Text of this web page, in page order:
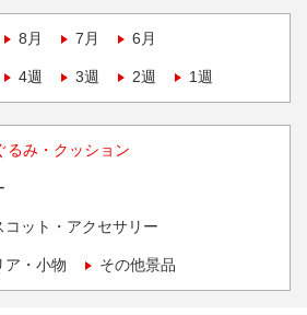
8月 7月 6月
4週 3週 2週 1週
るみ・クッション
ット・アクセサリー
ア・小物 その他景品